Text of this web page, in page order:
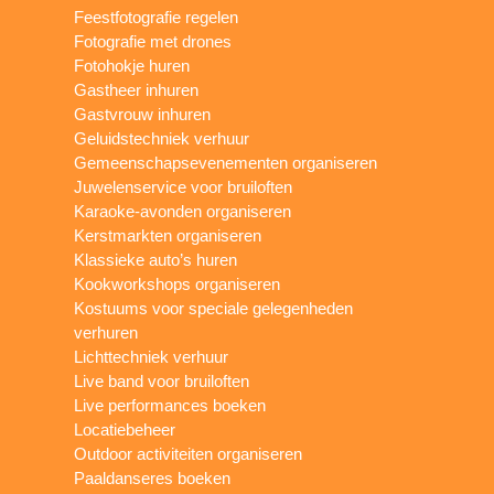
Feestfotografie regelen
Fotografie met drones
Fotohokje huren
Gastheer inhuren
Gastvrouw inhuren
Geluidstechniek verhuur
Gemeenschapsevenementen organiseren
Juwelenservice voor bruiloften
Karaoke-avonden organiseren
Kerstmarkten organiseren
Klassieke auto’s huren
Kookworkshops organiseren
Kostuums voor speciale gelegenheden
verhuren
Lichttechniek verhuur
Live band voor bruiloften
Live performances boeken
Locatiebeheer
Outdoor activiteiten organiseren
Paaldanseres boeken